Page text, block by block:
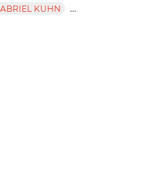
KUHN ...